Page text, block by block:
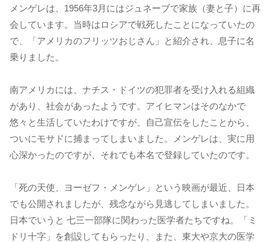
メンゲレは、1956年3月にはジュネーブで家族（妻と子）に再
会しています。当時はロシアで戦死したことになっていたの
で、「アメリカのフリッツおじさん」と紹介され、息子に名
乗りました。
南アメリカには、ナチス・ドイツの犯罪者を受け入れる組織
があり、社会があったようです。アイヒマンはそのなかで
悠々と生活していたわけですが、自己宣伝をしたことから、
ついにモサドに捕まってしまいました。メンゲレは、実に用
心深かったのですが、それでも本名で登録していたのです。
「死の天使、ヨーゼフ・メンゲレ」という映画が最近、日本
でも公開されましたが、残念ながら見逃してしまいました。
日本でいうと 七三一部隊に関わった医学者たちですね。「ミ
ドリ十字」を創設してもらったり、また、東大や京大の医学